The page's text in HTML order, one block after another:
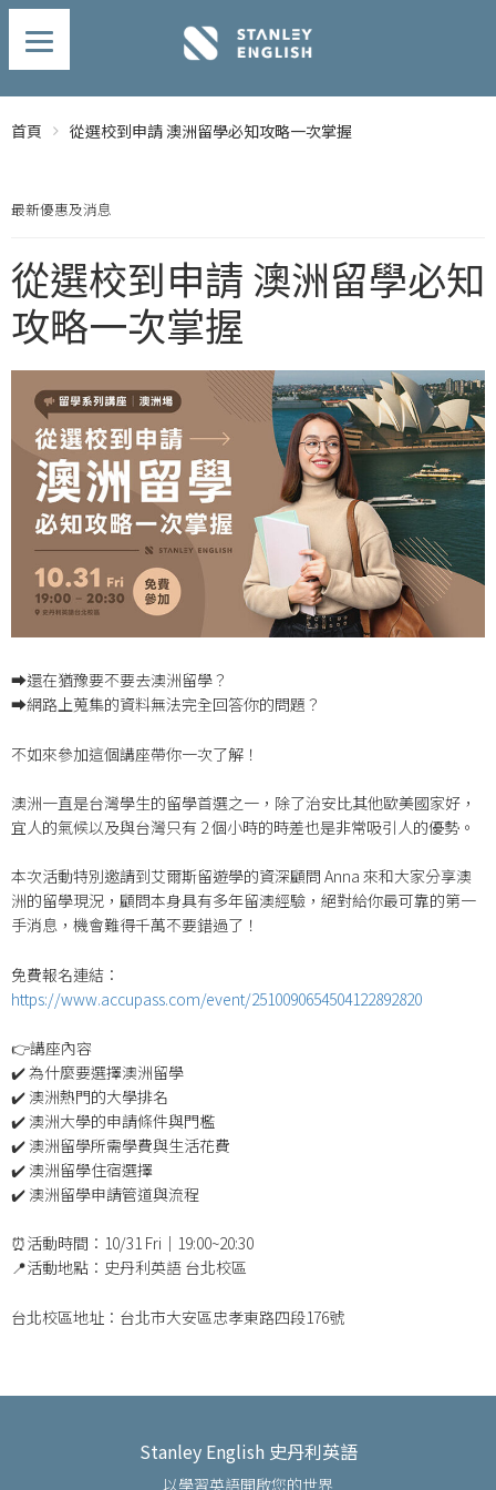
首頁 從選校到申請 澳洲留學必知攻略一次掌握
最新優惠及消息
從選校到申請 澳洲留學必知
攻略一次掌握
➡️還在猶豫要不要去澳洲留學？
➡️網路上蒐集的資料無法完全回答你的問題？
不如來參加這個講座帶你一次了解！
澳洲一直是台灣學生的留學首選之一，除了治安比其他歐美國家好，
宜人的氣候以及與台灣只有 2 個小時的時差也是非常吸引人的優勢。
本次活動特別邀請到艾爾斯留遊學的資深顧問 Anna 來和大家分享澳
洲的留學現況，顧問本身具有多年留澳經驗，絕對給你最可靠的第一
手消息，機會難得千萬不要錯過了！
免費報名連結：
https://www.accupass.com/event/2510090654504122892820
👉講座內容
✔️ 為什麼要選擇澳洲留學
✔️ 澳洲熱門的大學排名
✔️ 澳洲大學的申請條件與門檻
✔️ 澳洲留學所需學費與生活花費
✔️ 澳洲留學住宿選擇
✔️ 澳洲留學申請管道與流程
⏰活動時間：10/31 Fri｜19:00~20:30
📍活動地點：史丹利英語 台北校區
台北校區地址：台北市大安區忠孝東路四段176號
Stanley English 史丹利英語
以學習英語開啟您的世界